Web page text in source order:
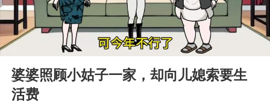
浙江省委书记：该停下的坚决停下来
中国籍豪华游艇富商之子在泰国被杀
白海豚北上或致京津冀暴雨
美将每月供乌爱国者拦截导弹
Play
婆婆照顾小姑子一家，却向儿媳索要生
活费